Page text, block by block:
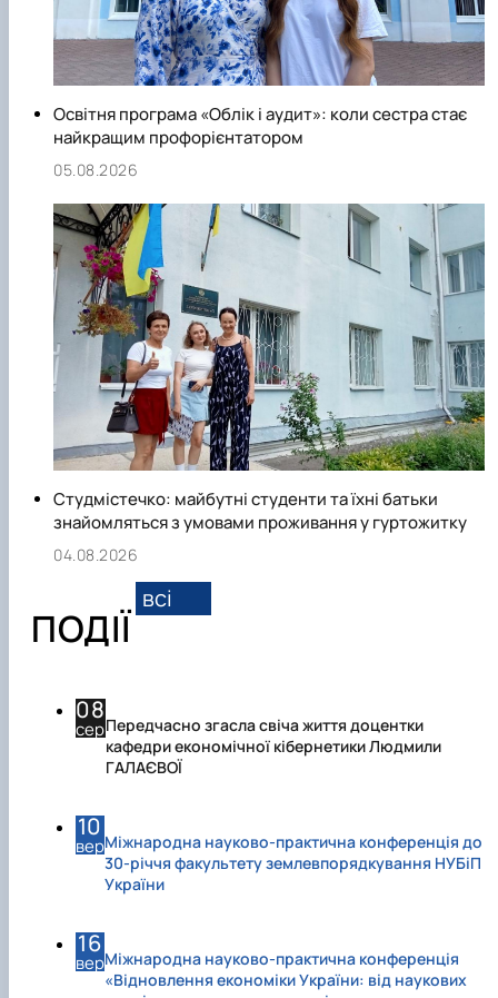
Освітня програма «Облік і аудит»: коли сестра стає
найкращим профорієнтатором
05.08.2026
Студмістечко: майбутні студенти та їхні батьки
знайомляться з умовами проживання у гуртожитку
04.08.2026
ПОДІЇ
всі
08
серПередчасно згасла свіча життя доцентки
кафедри економічної кібернетики Людмили
ГАЛАЄВОЇ
10
верМіжнародна науково-практична конференція до
30-річчя факультету землевпорядкування НУБіП
України
16
верМіжнародна науково-практична конференція
«Відновлення економіки України: від наукових